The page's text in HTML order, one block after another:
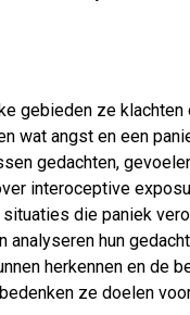
gebieden ze
wat angst en een
gedachten,
interoceptive
die paniek
hun
herkennen en de
ze doelen